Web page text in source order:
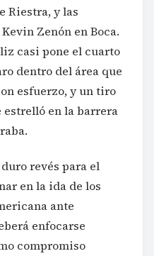
Riestra, y las
Zenón en Boca.
casi pone el cuarto
dentro del área que
esfuerzo, y un tiro
estrelló en la barrera
revés para el
en la ida de los
ante
enfocarse
compromiso